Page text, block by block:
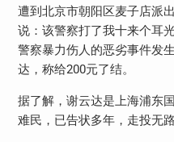
遭到北京市朝阳区麦子店派
说：该警察打了我十来个耳
警察暴力伤人的恶劣事件发
达，称给200元了结。
据了解，谢云达是上海浦东
难民，已告状多年，走投无路